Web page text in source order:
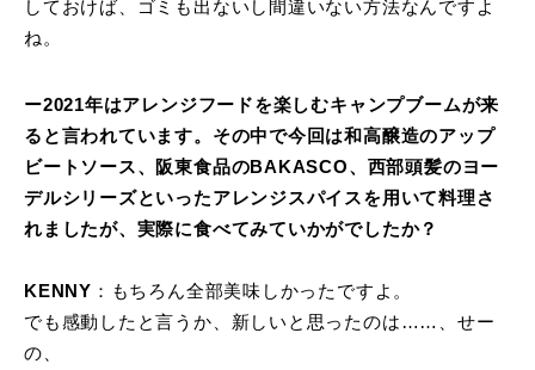
しておけば、ゴミも出ないし間違いない方法なんですよ
ね。
ー2021年はアレンジフードを楽しむキャンプブームが来
ると言われています。その中で今回は和高醸造のアップ
ビートソース、阪東食品のBAKASCO、西部頭髪のヨー
デルシリーズといったアレンジスパイスを用いて料理さ
れましたが、実際に食べてみていかがでしたか？
KENNY ：もちろん全部美味しかったですよ。
でも感動したと言うか、新しいと思ったのは……、せー
の、